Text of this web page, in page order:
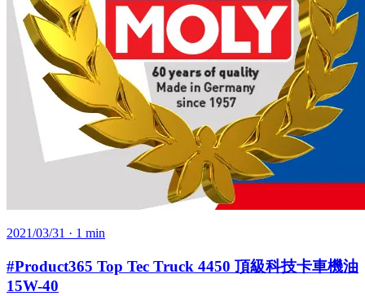
2021/03/31 · 1 min
#Product365 Top Tec Truck 4450 頂級科技卡車機油
15W-40